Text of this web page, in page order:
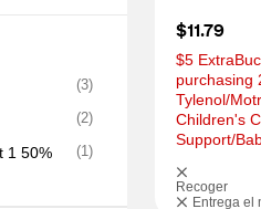
(3)
(2)
1 50%
(1)
$11.79
$5
purchasing
Tylenol/
Children's
Support/
Recoger
Entrega el